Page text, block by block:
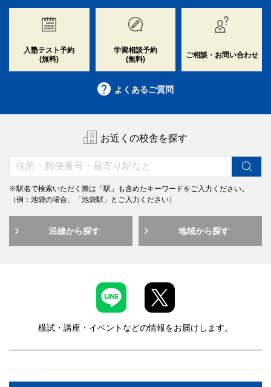
入塾テスト予約
(無料)
学習相談予約
(無料)
ご相談・お問い合わせ
よくあるご質問
お近くの校舎を探す
※駅名で検索いただく際は「駅」も含めたキーワードをご入力ください。
（例：池袋の場合、「池袋駅」とご入力ください）
沿線から探す 地域から探す
模試・講座・イベントなどの情報をお届けします。